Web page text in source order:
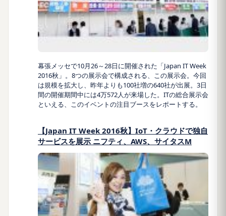
幕張メッセで10月26～28日に開催された「Japan IT Week
2016秋」。8つの展示会で構成される、この展示会。今回
は規模を拡大し、昨年よりも100社増の640社が出展。3日
間の開催期間中には4万572人が来場した。ITの総合展示会
といえる、このイベントの注目ブースをレポートする。
【Japan IT Week 2016秋】IoT・クラウドで独自
サービスを展示 ニフティ、AWS、サイタスM